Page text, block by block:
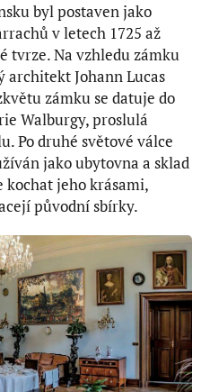
byl postaven jako
v letech 1725 až
tvrze. Na vzhledu zámku
architekt Johann Lucas
zámku se datuje do
Walburgy, proslulá
Po druhé světové válce
jako ubytovna a sklad
kochat jeho krásami,
původní sbírky.